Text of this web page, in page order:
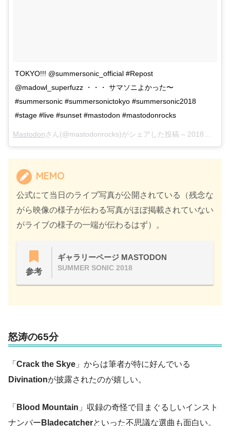
TOKYO!!! @summersonic_official #Repost
@madowl_superfuzz ・・・ サマソニよかった〜
#summersonic #summersonictokyo #summersonic2018
#stage #live #sunset #mastodon #mastodonrocks
Mastodonさん(@mastodonrocks)がシェアした投稿 – 2018年 8月月19日午後9時47分PDT
MEMO
公式にて当日のライブ写真が公開されている（残念な
がら映像の様子が伝わる写真がほぼ掲載されていない
がライブの様子の一端が伝わるはず）。
参考
ギャラリーページ MASTODON
SUMMER SONIC 2018
怒涛の65分
「 Crack the Skye 」からは筆者が特に好んでいる
Divinationが披露されたのが嬉しい。
「 Blood Mountain 」収録の奇怪で目まぐるしいインスト
ナンバー Bladecatcherといった不思議な選曲も面白い。